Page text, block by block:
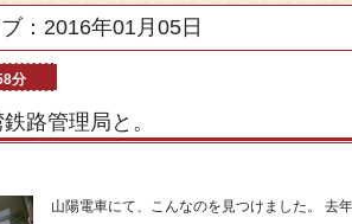
：2016年01月05日
分
路管理局と。
山陽電車にて、こんなのを見つけました。 去